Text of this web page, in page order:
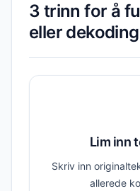
3 trinn for å
eller dekoding
Lim inn
Skriv inn
allerede